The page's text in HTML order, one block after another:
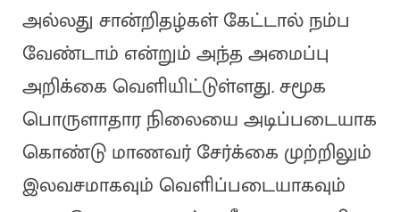
அல்லது சான்றிதழ்கள் கேட்டால் நம்ப
வேண்டாம் என்றும் அந்த அமைப்பு
அறிக்கை வெளியிட்டுள்ளது. சமூக
பொருளாதார நிலையை அடிப்படையாக
கொண்டு மாணவர் சேர்க்கை முற்றிலும்
இலவசமாகவும் வெளிப்படையாகவும்